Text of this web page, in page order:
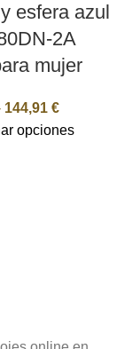
esfera azul
2A
mujer
144,91 €
opciones